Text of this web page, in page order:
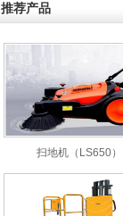
推荐产品
扫地机（LS650）